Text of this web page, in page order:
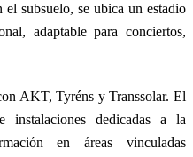
subsuelo, se ubica un estadio
adaptable para conciertos,
AKT, Tyréns y Transsolar. El
instalaciones dedicadas a la
en áreas vinculadas